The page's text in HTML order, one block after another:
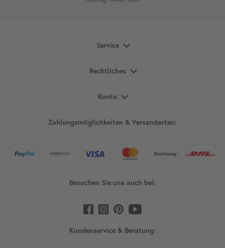
Service
Rechtliches
Konto
Zahlungsmöglichkeiten & Versandarten:
Besuchen Sie uns auch bei:
Kundenservice & Beratung: